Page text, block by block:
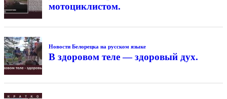
мотоциклистом.
Новости Белорецка на русском языке
В здоровом теле — здоровый дух.